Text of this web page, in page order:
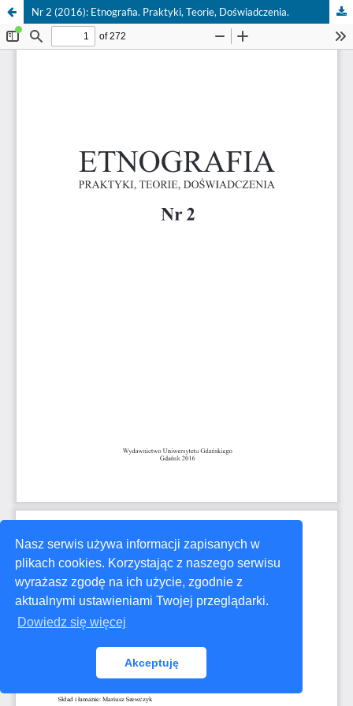
Nasz serwis używa informacji zapisanych w
plikach cookies. Korzystając z naszego serwisu
wyrażasz zgodę na ich użycie, zgodnie z
aktualnymi ustawieniami Twojej przeglądarki.
Dowiedz się więcej
Akceptuję
Nr 2 (2016): Etnografia. Praktyki, Teorie, Doświadczenia.